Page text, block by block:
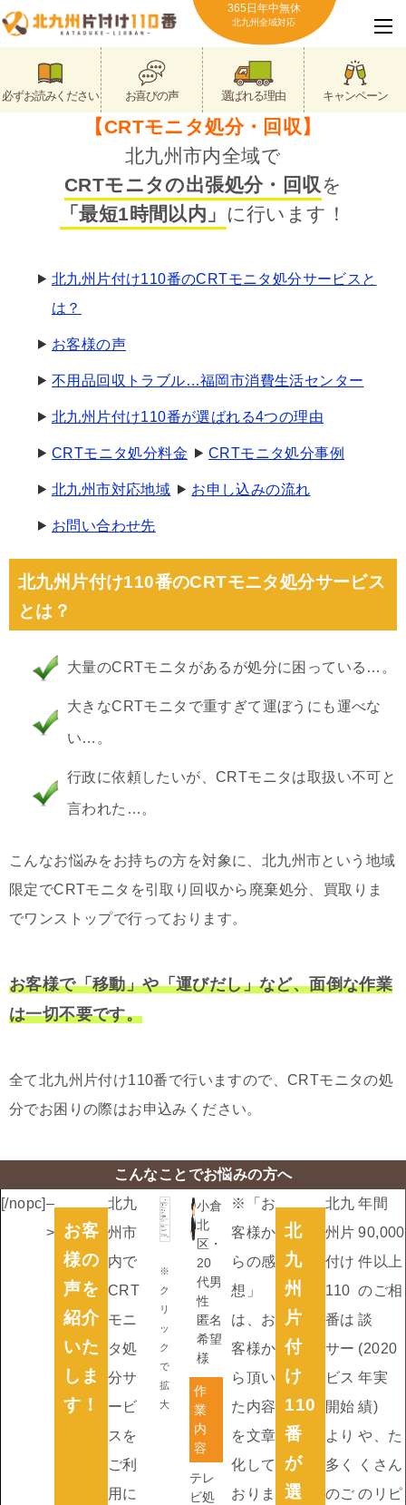
365日年中無休
北九州全域対応
必ずお読みください お喜びの声 選ばれる理由 キャンペーン
【CRTモニタ処分・回収】
北九州市内全域で
CRTモニタの出張処分・回収 を
「最短1時間以内」 に行います！
北九州片付け110番のCRTモニタ処分サービスと
は？
お客様の声
不用品回収トラブル…福岡市消費生活センター
北九州片付け110番が選ばれる4つの理由
CRTモニタ処分料金 CRTモニタ処分事例
北九州市対応地域 お申し込みの流れ
お問い合わせ先
北九州片付け110番のCRTモニタ処分サービス
とは？
大量のCRTモニタがあるが処分に困っている…。
大きなCRTモニタで重すぎて運ぼうにも運べな
い…。
行政に依頼したいが、CRTモニタは取扱い不可と
言われた…。
こんなお悩みをお持ちの方を対象に、北九州市という地域
限定でCRTモニタを引取り回収から廃棄処分、買取りま
でワンストップで行っております。
お客様で「移動」や「運びだし」など、面倒な作業
は一切不要です。
全て北九州片付け110番で行いますので、CRTモニタの処
分でお困りの際はお申込みください。
こんなことでお悩みの方へ
[/nopc]–
>
お客
様の
声を
紹介
いた
しま
す！
北九
州市
内で
CRT
モニ
タ処
分サ
ービ
スを
ご利
用に
※
ク
リ
ッ
ク
で
拡
大
小倉
北
区・
20
代男
性
匿名
希望
様
作
業
内
容
テレ
ビ処
※「お
客様か
らの感
想」
は、お
客様か
ら頂い
た内容
を文章
化して
おりま
北
九
州
片
付
け
110
番
が
選
北九
州片
付け
110
番は
サー
ビス
開始
より
多く
のご
年間
90,000
件以上
のご相
談
(2020
年実
績)
や、た
くさん
のリピ